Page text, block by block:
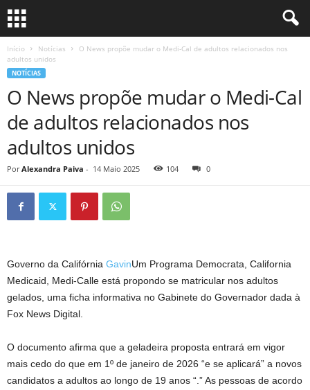
Início Notícias
O News propõe mudar o Medi-Cal de adultos relacionados nos
adultos unidos
NOTÍCIAS
O News propõe mudar o Medi-Cal
de adultos relacionados nos
adultos unidos
Por Alexandra Paiva - 14 Maio 2025 104 0
Governo da Califórnia GavinUm Programa Democrata, California
Medicaid, Medi-Calle está propondo se matricular nos adultos
gelados, uma ficha informativa no Gabinete do Governador dada à
Fox News Digital.
O documento afirma que a geladeira proposta entrará em vigor
mais cedo do que em 1º de janeiro de 2026 “e se aplicará” a novos
candidatos a adultos ao longo de 19 anos “.” As pessoas de acordo